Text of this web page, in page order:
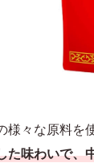
様々な原料を
た味わいで、